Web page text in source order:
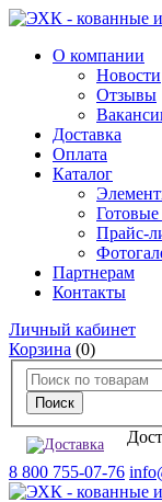
О компании
Новости
Отзывы
Доставка
Оплата
Каталог
Готовые
Прайс-
Партнерам
Контакты
Личный кабинет
Корзина (0)
8 800 755-07-76